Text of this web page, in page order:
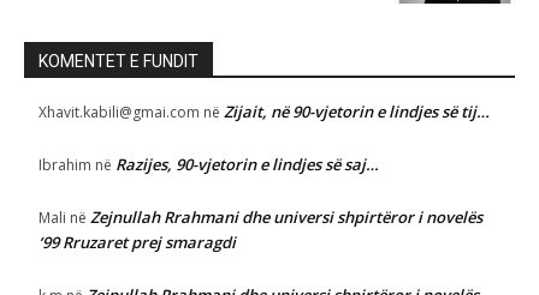
KOMENTET E FUNDIT
Xhavit.kabili@gmai.com në Zijait, në 90-vjetorin e lindjes së tij…
Ibrahim në Razijes, 90-vjetorin e lindjes së saj…
Mali në Zejnullah Rrahmani dhe universi shpirtëror i novelës
‘99 Rruzaret prej smaragdi